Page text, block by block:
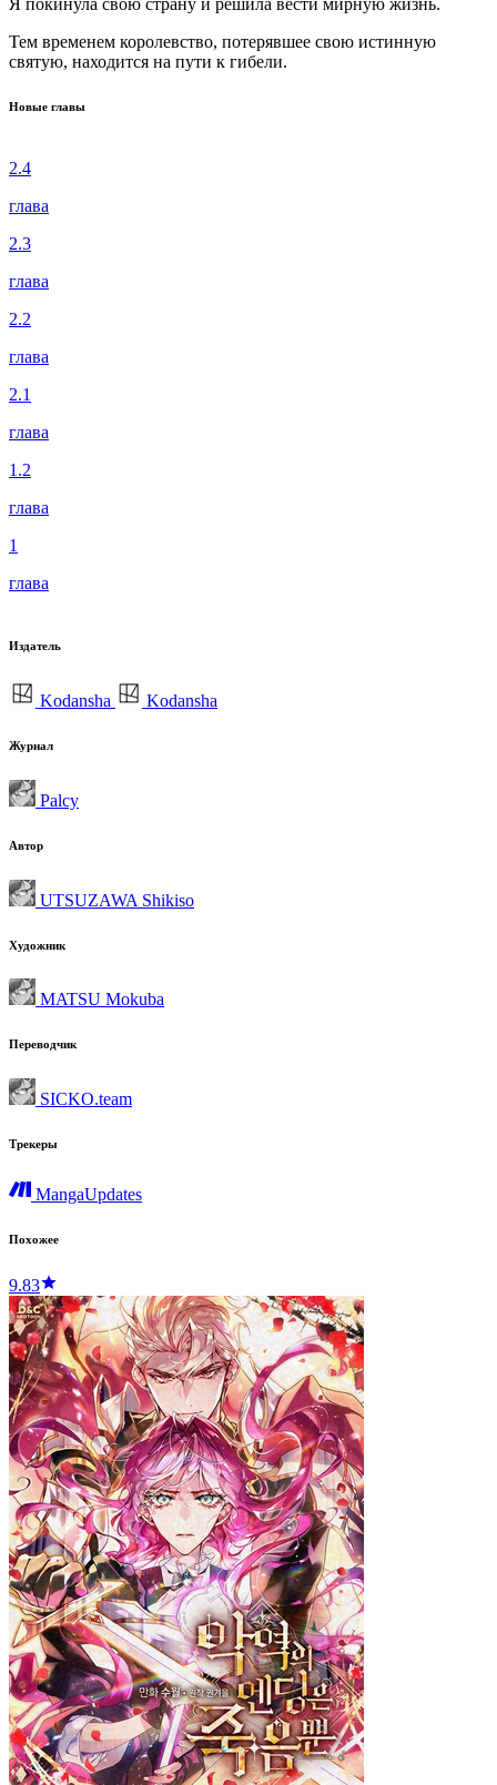
Тем временем королевство, потерявшее свою истинную
святую, находится на пути к гибели.
Новые главы
2.4
глава
2.3
глава
2.2
глава
2.1
глава
1.2
глава
1
глава
Издатель
Kodansha Kodansha
Журнал
Palcy
Автор
UTSUZAWA Shikiso
Художник
MATSU Mokuba
Переводчик
SICKO.team
Трекеры
MangaUpdates
Похожее
9.83